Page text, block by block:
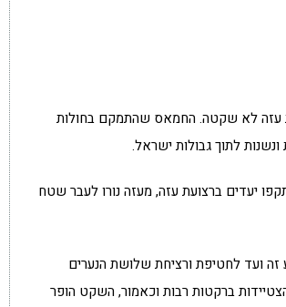
עזה לא שקטה. החמאס שהתמקם בחולות
לתוך גבולות ישראל.
יעדים ברצועת עזה, מעזה נורו לעבר שטח
ועד לחטיפת ורציחת שלושת הנערים
ברקטות רבות וכאמור, השקט הופר